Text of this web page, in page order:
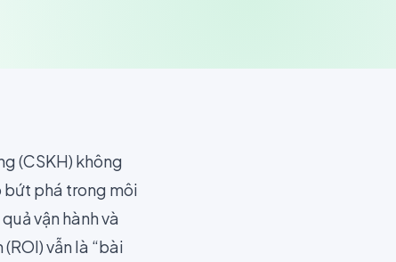
(CSKH) không
phá trong môi
vận hành và
vẫn là “bài